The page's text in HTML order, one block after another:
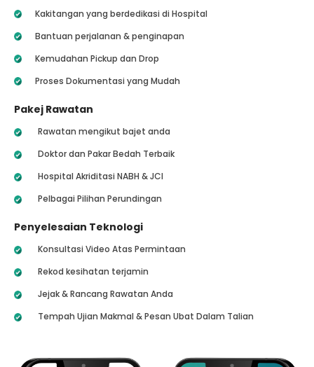
Kakitangan yang berdedikasi di Hospital
Bantuan perjalanan & penginapan
Kemudahan Pickup dan Drop
Proses Dokumentasi yang Mudah
Pakej Rawatan
Rawatan mengikut bajet anda
Doktor dan Pakar Bedah Terbaik
Hospital Akriditasi NABH & JCI
Pelbagai Pilihan Perundingan
Penyelesaian Teknologi
Konsultasi Video Atas Permintaan
Rekod kesihatan terjamin
Jejak & Rancang Rawatan Anda
Tempah Ujian Makmal & Pesan Ubat Dalam Talian